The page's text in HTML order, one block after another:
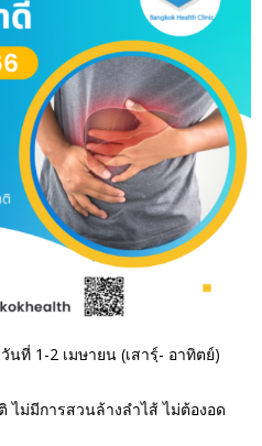
ที่ 1-2 เมษายน (เสารฺ์- อาทิตย์)
ม่มีการสวนล้างลำไส้ ไม่ต้องอด